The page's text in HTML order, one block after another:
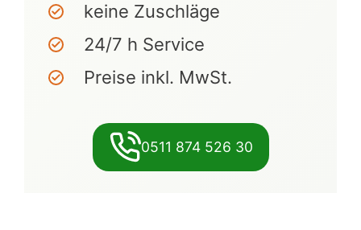
keine Zuschläge
24/7 h Service
Preise inkl. MwSt.
0511 874 526 30